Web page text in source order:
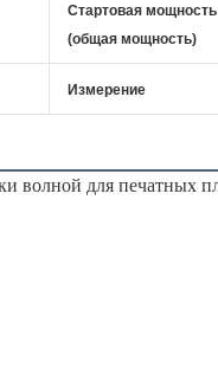
Стартовая мощность
(общая мощность)
Измерение